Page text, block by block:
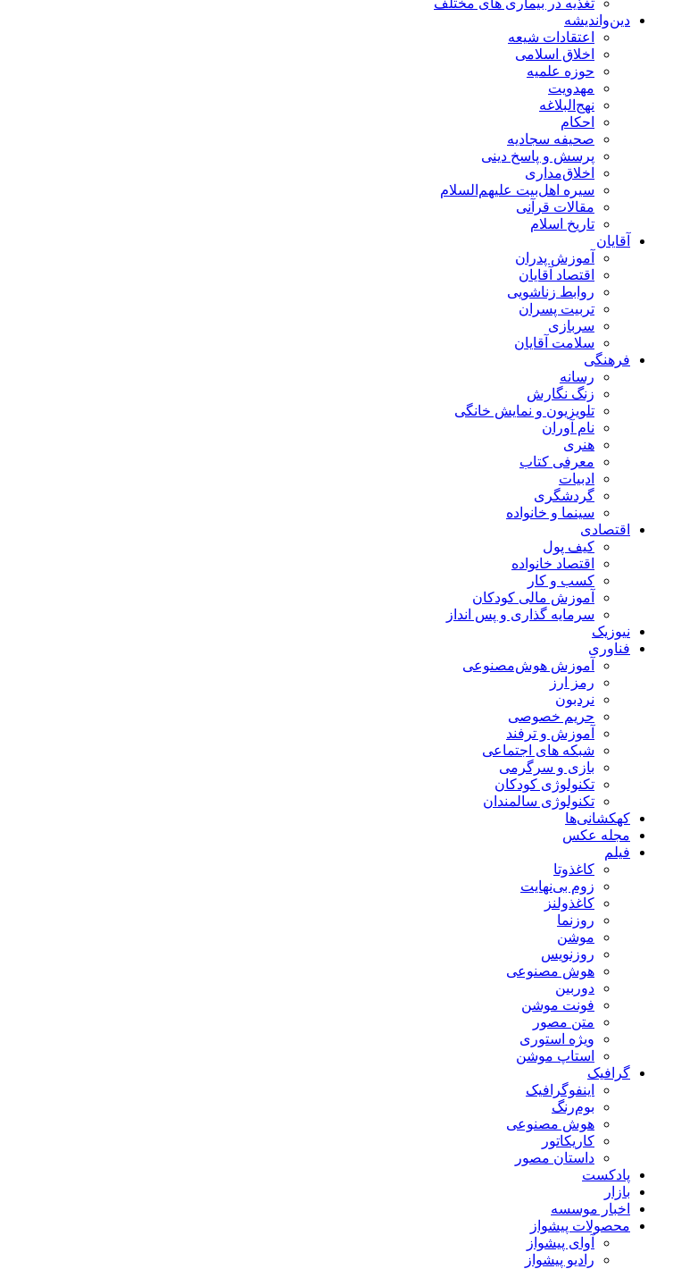
تغذیه در بیماری های مختلف
دین‌واندیشه
اعتقادات شیعه
اخلاق اسلامی
حوزه علمیه
مهدویت
نهج‌البلاغه
احکام
صحیفه سجادیه
پرسش و پاسخ دینی
اخلاق‌مداری
سیره اهل‌بیت علیهم‌السلام
مقالات قرآنی
تاریخ اسلام
آقایان
آموزش پدران
اقتصاد آقایان
روابط زناشویی
تربیت پسران
سربازی
سلامت آقایان
فرهنگی
رسانه
زنگ نگارش
تلویزیون و نمایش خانگی
نام آوران
هنری
معرفی کتاب
ادبیات
گردشگری
سینما و خانواده
اقتصادی
کیف پول
اقتصاد خانواده
کسب و کار
آموزش مالی کودکان
سرمایه گذاری و پس انداز
نیوزیک
فناوری
آموزش هوش‌مصنوعی
رمز ارز
نردبون
حریم خصوصی
آموزش و ترفند
شبکه های اجتماعی
بازی و سرگرمی
تکنولوژی کودکان
تکنولوژی سالمندان
کهکشانی‌ها
مجله عکس
فیلم
کاغذوتا
زوم بی‌نهایت
کاغذولنز
روزنما
موشن
روزنویس
هوش مصنوعی
دوربین
فونت موشن
متن مصور
ویژه استوری
استاپ موشن
گرافیک
اینفوگرافیک
بوم‌رنگ
هوش مصنوعی
کاریکاتور
داستان مصور
پادکست
بازار
اخبار موسسه
محصولات پیشواز
آوای پیشواز
رادیو پیشواز